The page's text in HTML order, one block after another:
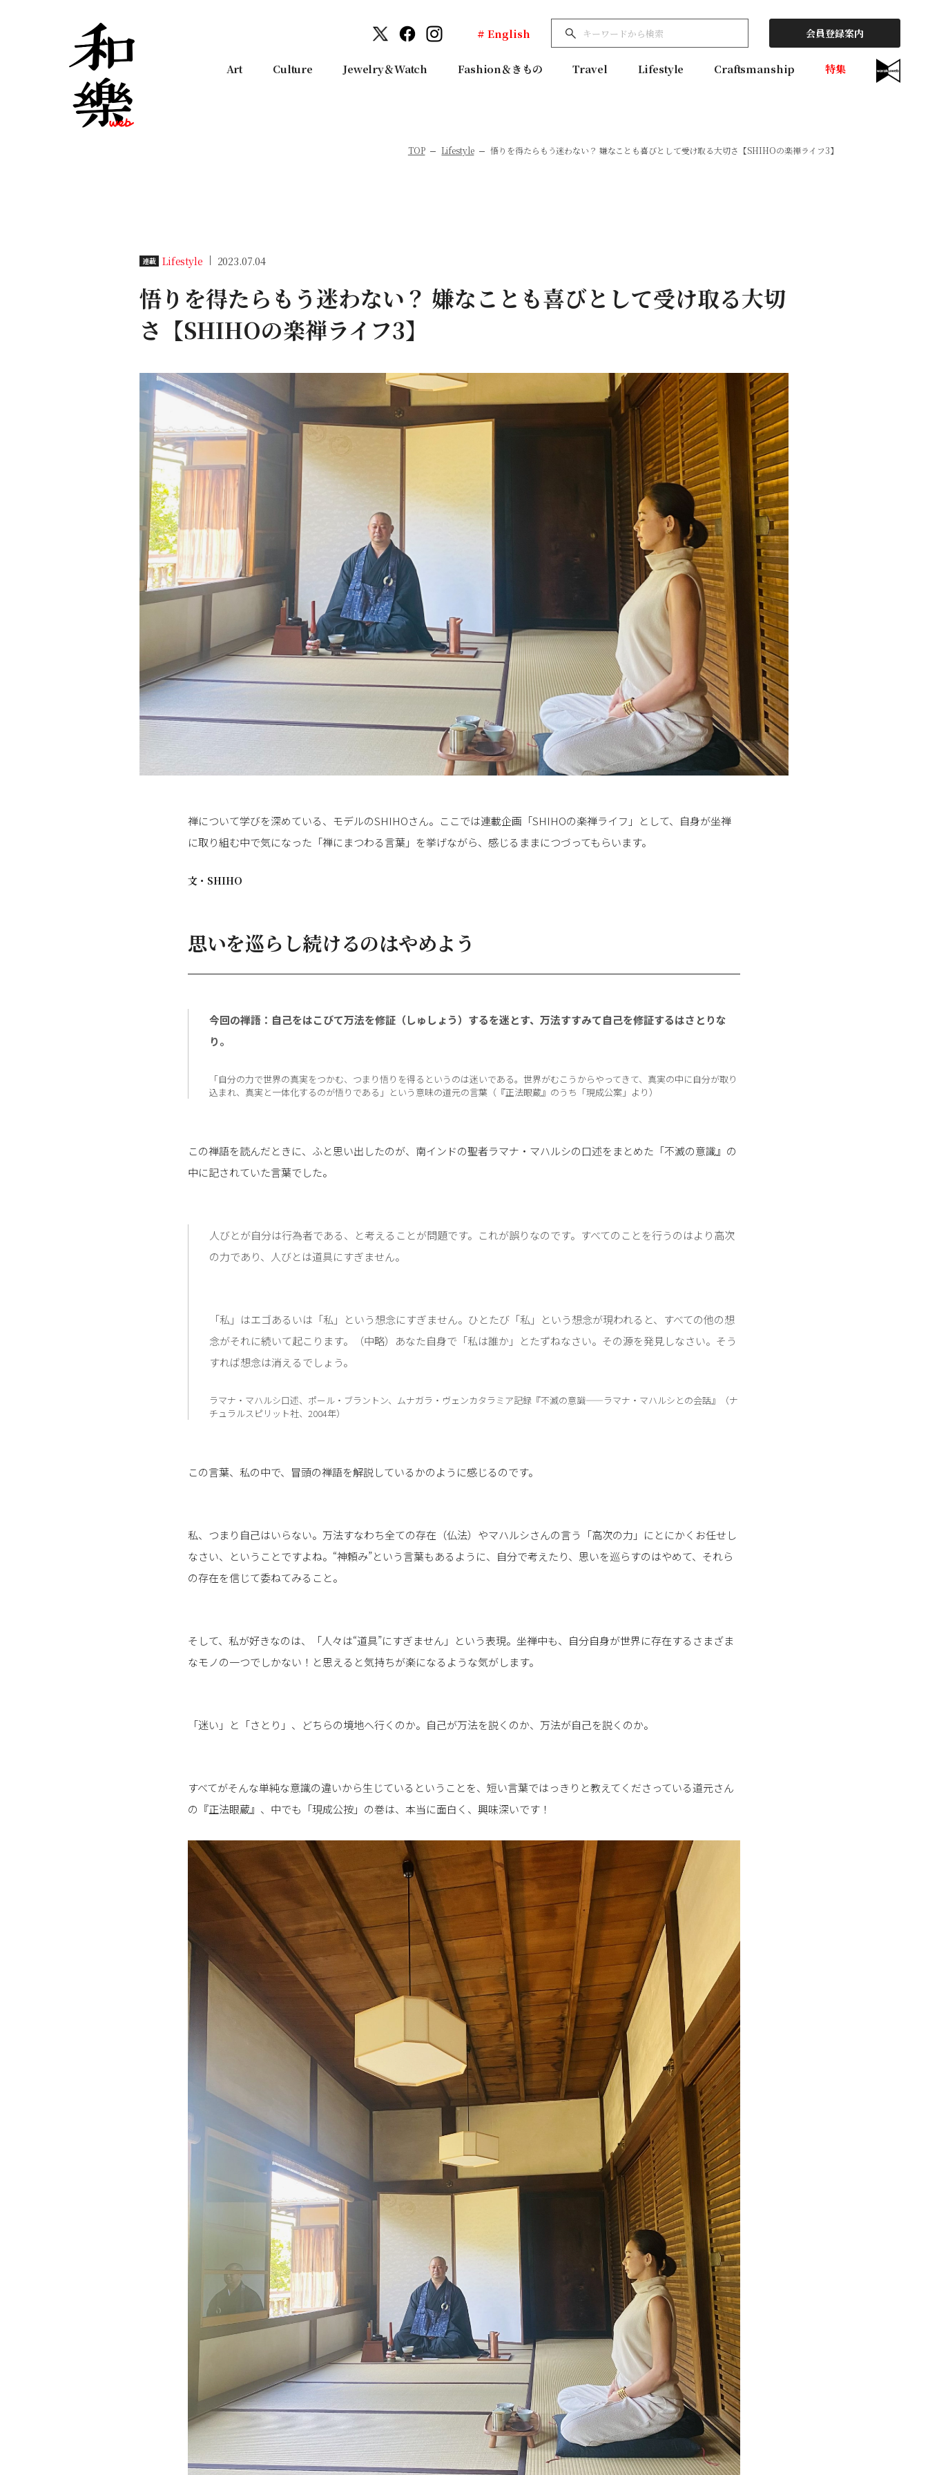
# English 会員登録案内
Art Culture Jewelry＆Watch Fashion＆きもの Travel Lifestyle Craftsmanship 特集
TOP Lifestyle 悟りを得たらもう迷わない？ 嫌なことも喜びとして受け取る大切さ【SHIHOの楽禅ライフ3】
連載 Lifestyle 2023.07.04
悟りを得たらもう迷わない？ 嫌なことも喜びとして受け取る大切
さ【SHIHOの楽禅ライフ3】
禅について学びを深めている、モデルのSHIHOさん。ここでは連載企画「SHIHOの楽禅ライフ」として、自身が坐禅
に取り組む中で気になった「禅にまつわる言葉」を挙げながら、感じるままにつづってもらいます。
文・ SHIHO
思いを巡らし続けるのはやめよう
今回の禅語：自己をはこびて万法を修証（しゅしょう）するを迷とす、万法すすみて自己を修証するはさとりな
り。
「自分の力で世界の真実をつかむ、つまり悟りを得るというのは迷いである。世界がむこうからやってきて、真実の中に自分が取り
込まれ、真実と一体化するのが悟りである」という意味の道元の言葉（『正法眼蔵』のうち「現成公案」より）
この禅語を読んだときに、ふと思い出したのが、南インドの聖者ラマナ・マハルシの口述をまとめた「不滅の意識』の
中に記されていた言葉でした。
人びとが自分は行為者である、と考えることが問題です。これが誤りなのです。すべてのことを行うのはより高次
の力であり、人びとは道具にすぎません。
「私」はエゴあるいは「私」という想念にすぎません。ひとたび「私」という想念が現われると、すべての他の想
念がそれに続いて起こります。（中略）あなた自身で「私は誰か」とたずねなさい。その源を発見しなさい。そう
すれば想念は消えるでしょう。
ラマナ・マハルシ口述、ポール・ブラントン、ムナガラ・ヴェンカタラミア記録『不滅の意識——ラマナ・マハルシとの会話』（ナ
チュラルスピリット社、2004年）
この言葉、私の中で、冒頭の禅語を解説しているかのように感じるのです。
私、つまり自己はいらない。万法すなわち全ての存在（仏法）やマハルシさんの言う「高次の力」にとにかくお任せし
なさい、ということですよね。“神頼み”という言葉もあるように、自分で考えたり、思いを巡らすのはやめて、それら
の存在を信じて委ねてみること。
そして、私が好きなのは、「人々は“道具”にすぎません」という表現。坐禅中も、自分自身が世界に存在するさまざま
なモノの一つでしかない！と思えると気持ちが楽になるような気がします。
「迷い」と「さとり」、どちらの境地へ行くのか。自己が万法を説くのか、万法が自己を説くのか。
すべてがそんな単純な意識の違いから生じているということを、短い言葉ではっきりと教えてくださっている道元さん
の『正法眼蔵』、中でも「現成公按」の巻は、本当に面白く、興味深いです！